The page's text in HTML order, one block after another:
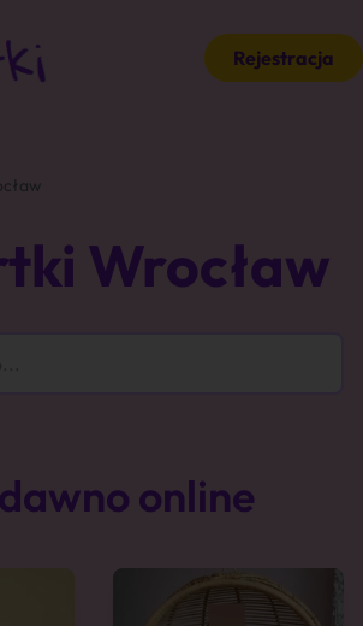
Rejestracja
Wrocław
online